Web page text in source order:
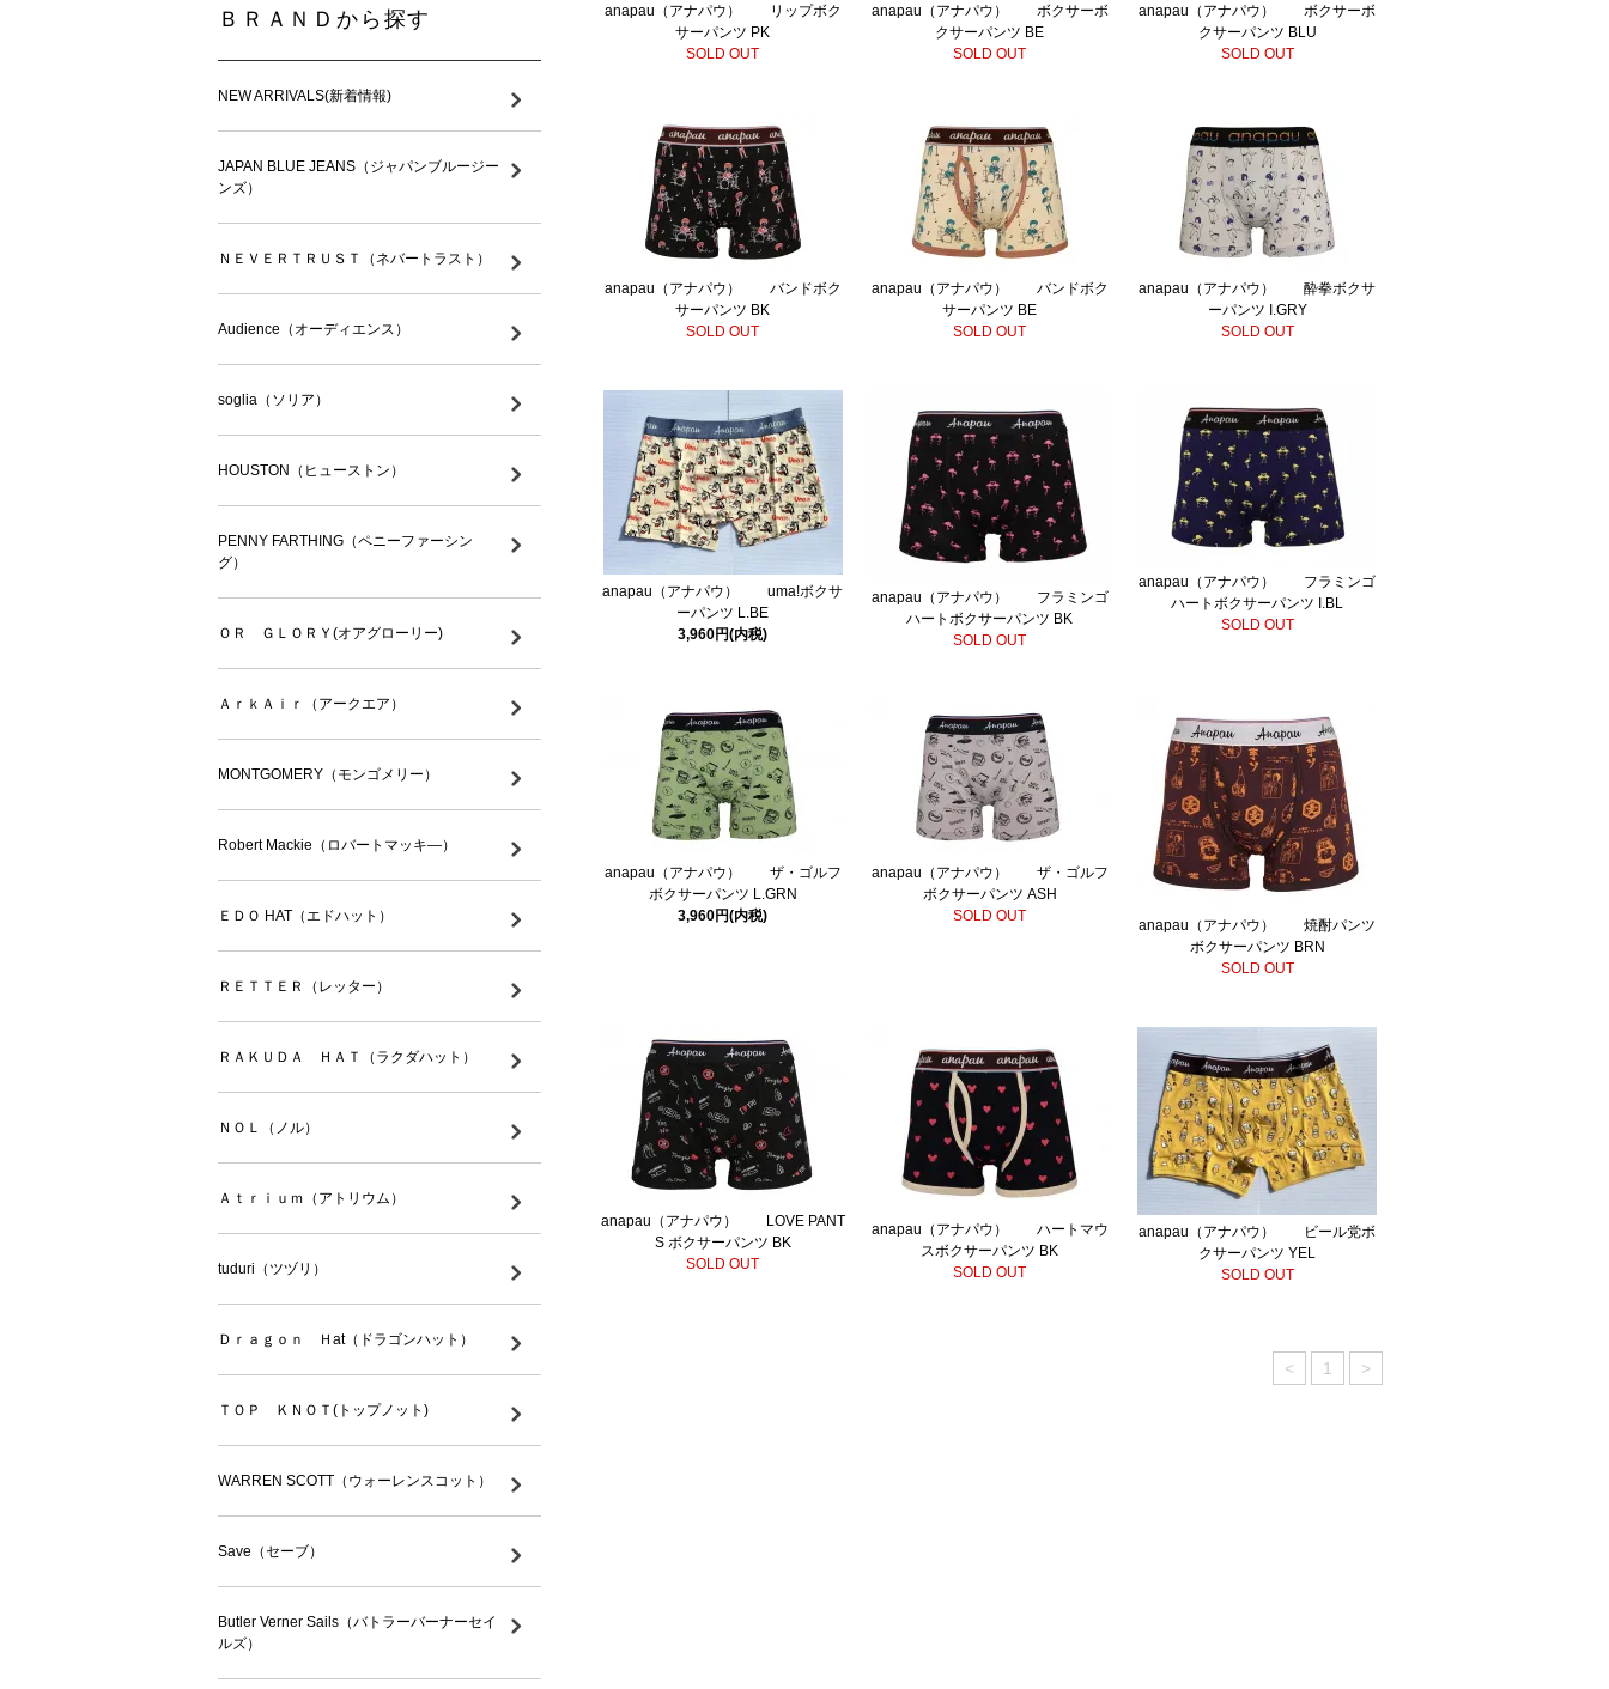
anapau（アナパウ） リップボク
サーパンツ PK
SOLD OUT
anapau（アナパウ） ボクサーボ
クサーパンツ BE
SOLD OUT
anapau（アナパウ） ボクサーボ
クサーパンツ BLU
SOLD OUT
anapau（アナパウ） バンドボク
サーパンツ BK
SOLD OUT
anapau（アナパウ） バンドボク
サーパンツ BE
SOLD OUT
anapau（アナパウ） 酔拳ボクサ
ーパンツ I.GRY
SOLD OUT
anapau（アナパウ） uma!ボクサ
ーパンツ L.BE
3,960円(内税)
anapau（アナパウ） フラミンゴ
ハートボクサーパンツ BK
SOLD OUT
anapau（アナパウ） フラミンゴ
ハートボクサーパンツ I.BL
SOLD OUT
anapau（アナパウ） ザ・ゴルフ
ボクサーパンツ L.GRN
3,960円(内税)
anapau（アナパウ） ザ・ゴルフ
ボクサーパンツ ASH
SOLD OUT
anapau（アナパウ） 焼酎パンツ
ボクサーパンツ BRN
SOLD OUT
anapau（アナパウ） LOVE PANT
S ボクサーパンツ BK
SOLD OUT
anapau（アナパウ） ハートマウ
スボクサーパンツ BK
SOLD OUT
anapau（アナパウ） ビール党ボ
クサーパンツ YEL
SOLD OUT
< 1 >
ＢＲＡＮＤから探す
NEW ARRIVALS(新着情報)
JAPAN BLUE JEANS（ジャパンブルージー
ンズ）
ＮＥＶＥＲＴＲＵＳＴ（ネバートラスト）
Audience（オーディエンス）
soglia（ソリア）
HOUSTON（ヒューストン）
PENNY FARTHING（ペニーファーシン
グ）
ＯＲ ＧＬＯＲＹ(オアグローリー)
ＡｒｋＡｉｒ（アークエア）
MONTGOMERY（モンゴメリー）
Robert Mackie（ロバートマッキ―）
ＥＤＯ HAT（エドハット）
ＲＥＴＴＥＲ（レッター）
ＲＡＫＵＤＡ ＨＡＴ（ラクダハット）
ＮＯＬ（ノル）
Ａｔｒｉｕｍ（アトリウム）
tuduri（ツヅリ）
Ｄｒａｇｏｎ Ｈat（ドラゴンハット）
ＴＯＰ ＫＮＯＴ(トップノット)
WARREN SCOTT（ウォーレンスコット）
Save（セーブ）
Butler Verner Sails（バトラーバーナーセイ
ルズ）